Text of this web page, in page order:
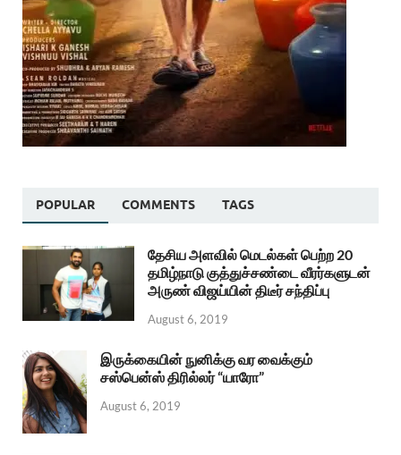
POPULAR COMMENTS TAGS
தேசிய அளவில் மெடல்கள் பெற்ற 20
தமிழ்நாடு குத்துச்சண்டை வீரர்களுடன்
அருண் விஜய்யின் திடீர் சந்திப்பு
August 6, 2019
இருக்கையின் நுனிக்கு வர வைக்கும்
சஸ்பென்ஸ் திரில்லர் “யாரோ”
August 6, 2019